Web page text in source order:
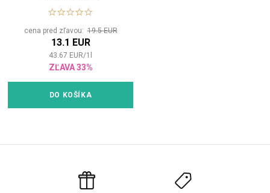
cena pred zľavou:19.5 EUR
13.1 EUR
43.67 EUR/1
ZĽAVA 33%
DO KOŠÍKA